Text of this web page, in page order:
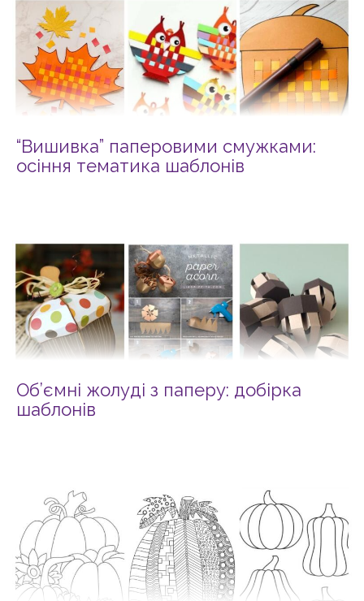
“Вишивка” паперовими смужками:
осіння тематика шаблонів
Об’ємні жолуді з паперу: добірка
шаблонів